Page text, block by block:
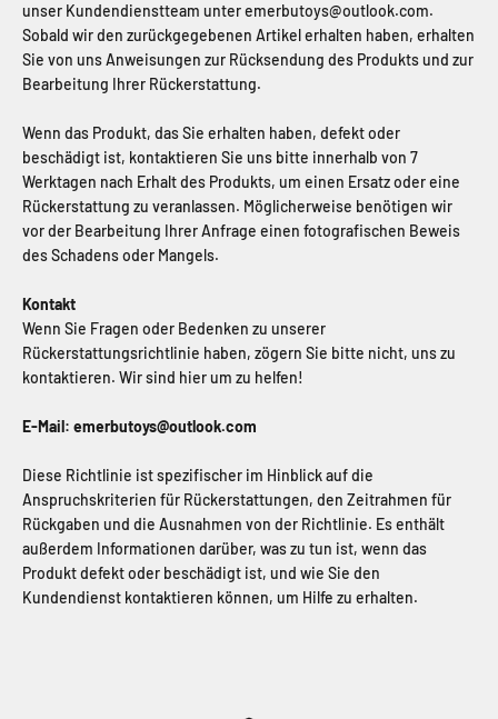
unser Kundendienstteam unter emerbutoys@outlook.com.
Sobald wir den zurückgegebenen Artikel erhalten haben, erhalten
Sie von uns Anweisungen zur Rücksendung des Produkts und zur
Bearbeitung Ihrer Rückerstattung.
Wenn das Produkt, das Sie erhalten haben, defekt oder
beschädigt ist, kontaktieren Sie uns bitte innerhalb von 7
Werktagen nach Erhalt des Produkts, um einen Ersatz oder eine
Rückerstattung zu veranlassen. Möglicherweise benötigen wir
vor der Bearbeitung Ihrer Anfrage einen fotografischen Beweis
des Schadens oder Mangels.
Kontakt
Wenn Sie Fragen oder Bedenken zu unserer
Rückerstattungsrichtlinie haben, zögern Sie bitte nicht, uns zu
kontaktieren. Wir sind hier um zu helfen!
E-Mail: emerbutoys@outlook.com
Diese Richtlinie ist spezifischer im Hinblick auf die
Anspruchskriterien für Rückerstattungen, den Zeitrahmen für
Rückgaben und die Ausnahmen von der Richtlinie. Es enthält
außerdem Informationen darüber, was zu tun ist, wenn das
Produkt defekt oder beschädigt ist, und wie Sie den
Kundendienst kontaktieren können, um Hilfe zu erhalten.